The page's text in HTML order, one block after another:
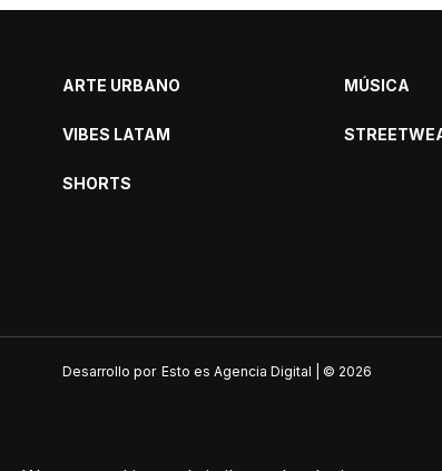
ARTE URBANO
VIBES LATAM
SHORTS
MÚSICA
Desarrollo por Esto es Agencia Digital | © 2026